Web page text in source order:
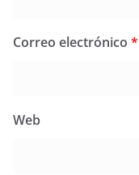
Correo electrónico *
Web